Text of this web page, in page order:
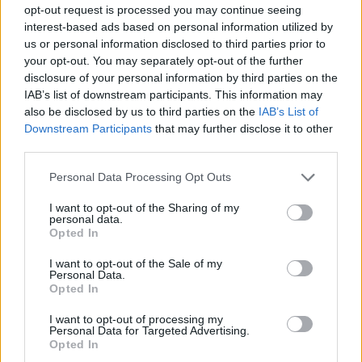
opt-out request is processed you may continue seeing
interest-based ads based on personal information utilized by
us or personal information disclosed to third parties prior to
your opt-out. You may separately opt-out of the further
disclosure of your personal information by third parties on the
IAB’s list of downstream participants. This information may
also be disclosed by us to third parties on the IAB’s List of
Downstream Participants that may further disclose it to other
Please note that this website/app uses one or more Google
not limited to your visit or usage behaviour. You may click to
grant or deny consent to Google and its third-party tags to
use your data for below specified purposes in below Google
consent section.
Personal Data Processing Opt Outs
I want to opt-out of the Sharing of my
personal data.
Opted In
I want to opt-out of the Sale of my
Personal Data.
Opted In
I want to opt-out of processing my
Personal Data for Targeted Advertising.
Opted In
Μετά πήγα στο προπονητικό κέντρο στηνΟκλαχόμα